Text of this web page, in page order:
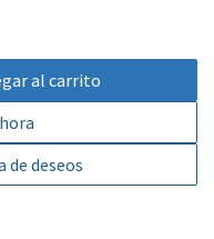
al carrito
de deseos